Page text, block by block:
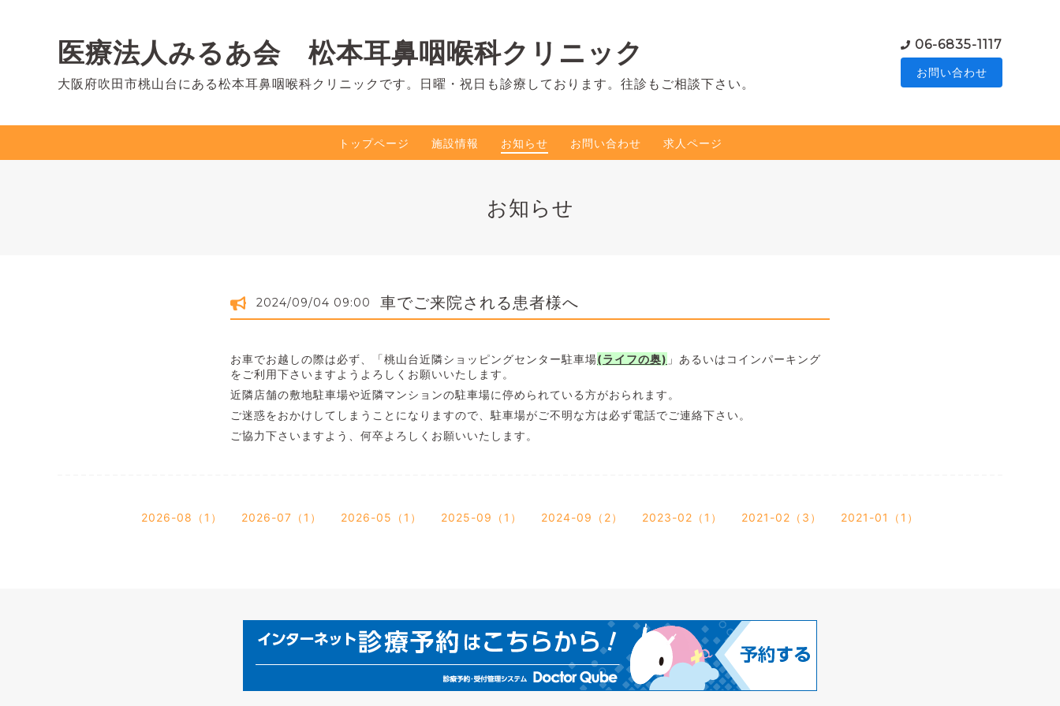
医療法人みるあ会 松本耳鼻咽喉科クリニック
大阪府吹田市桃山台にある松本耳鼻咽喉科クリニックです。日曜・祝日も診療しております。往診もご相談下さい。
06-6835-1117
お問い合わせ
トップページ 施設情報 お知らせ お問い合わせ 求人ページ
お知らせ
2024/09/04 09:00 車でご来院される患者様へ
お車でお越しの際は必ず、「桃山台近隣ショッピングセンター駐車場(ライフの奥) 」あるいはコインパーキング
をご利用下さいますようよろしくお願いいたします。
近隣店舗の敷地駐車場や近隣マンションの駐車場に停められている方がおられます。
ご迷惑をおかけしてしまうことになりますので、駐車場がご不明な方は必ず電話でご連絡下さい。
ご協力下さいますよう、何卒よろしくお願いいたします。
2026-08（1） 2026-07（1） 2026-05（1） 2025-09（1） 2024-09（2） 2023-02（1） 2021-02（3） 2021-01（1）